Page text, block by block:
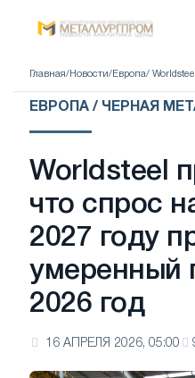
Главная/ Новости/ Европа/
ЕВРОПА / ЧЕРНАЯ
Worldsteel
что спрос
2027 году
умеренный
2026 год
16 АПРЕЛЯ 2026, 05:00